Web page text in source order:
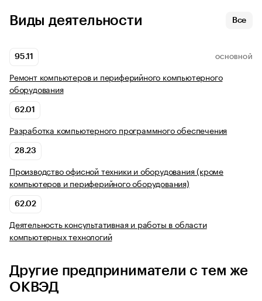
Виды деятельности Все
95.11 ОСНОВНОЙ
Ремонт компьютеров и периферийного компьютерного
оборудования
62.01
Разработка компьютерного программного обеспечения
28.23
Производство офисной техники и оборудования (кроме
компьютеров и периферийного оборудования)
62.02
Деятельность консультативная и работы в области
компьютерных технологий
Другие предприниматели с тем же
ОКВЭД